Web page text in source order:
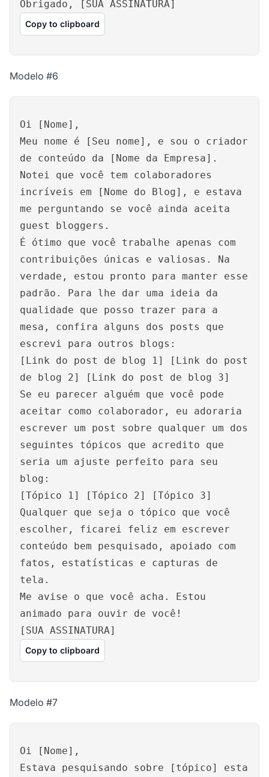
Obrigado, [SUA ASSINATURA]
Copy to clipboard
Modelo #6
Oi [Nome],
Meu nome é [Seu nome], e sou o criador
de conteúdo da [Nome da Empresa].
Notei que você tem colaboradores
incríveis em [Nome do Blog], e estava
me perguntando se você ainda aceita
guest bloggers.
É ótimo que você trabalhe apenas com
contribuições únicas e valiosas. Na
verdade, estou pronto para manter esse
padrão. Para lhe dar uma ideia da
qualidade que posso trazer para a
mesa, confira alguns dos posts que
escrevi para outros blogs:
[Link do post de blog 1] [Link do post
de blog 2] [Link do post de blog 3]
Se eu parecer alguém que você pode
aceitar como colaborador, eu adoraria
escrever um post sobre qualquer um dos
seguintes tópicos que acredito que
seria um ajuste perfeito para seu
blog:
[Tópico 1] [Tópico 2] [Tópico 3]
Qualquer que seja o tópico que você
escolher, ficarei feliz em escrever
conteúdo bem pesquisado, apoiado com
fatos, estatísticas e capturas de
tela.
Me avise o que você acha. Estou
animado para ouvir de você!
[SUA ASSINATURA]
Copy to clipboard
Modelo #7
Oi [Nome],
Estava pesquisando sobre [tópico] esta